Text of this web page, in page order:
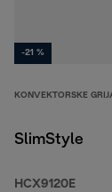
-21 %
KONVEKTORSKE
SlimStyle
HCX9120E